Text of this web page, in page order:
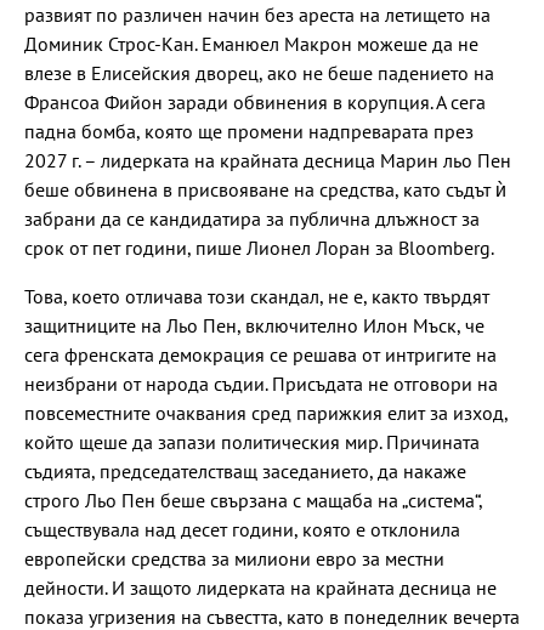
развият по различен начин без ареста на летището на
Доминик Строс-Кан. Еманюел Макрон можеше да не
влезе в Елисейския дворец, ако не беше падението на
Франсоа Фийон заради обвинения в корупция. А сега
падна бомба, която ще промени надпреварата през
2027 г. – лидерката на крайната десница Марин льо Пен
беше обвинена в присвояване на средства, като съдът ѝ
забрани да се кандидатира за публична длъжност за
срок от пет години, пише Лионел Лоран за Bloomberg.
Това, което отличава този скандал, не е, както твърдят
защитниците на Льо Пен, включително Илон Мъск, че
сега френската демокрация се решава от интригите на
неизбрани от народа съдии. Присъдата не отговори на
повсеместните очаквания сред парижкия елит за изход,
който щеше да запази политическия мир. Причината
съдията, председателстващ заседанието, да накаже
строго Льо Пен беше свързана с мащаба на „система“,
съществувала над десет години, която е отклонила
европейски средства за милиони евро за местни
дейности. И защото лидерката на крайната десница не
показа угризения на съвестта, като в понеделник вечерта